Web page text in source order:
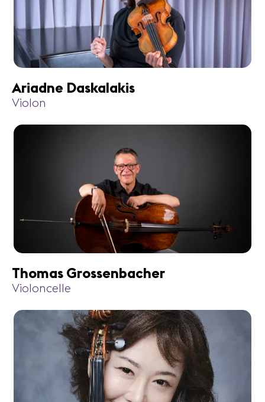
Ariadne Daskalakis
Violon
Thomas Grossenbacher
Violoncelle